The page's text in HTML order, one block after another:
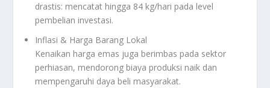
drastis: mencatat hingga 84 kg/hari pada level
pembelian investasi.
Inflasi & Harga Barang Lokal
Kenaikan harga emas juga berimbas pada sektor
perhiasan, mendorong biaya produksi naik dan
mempengaruhi daya beli masyarakat.